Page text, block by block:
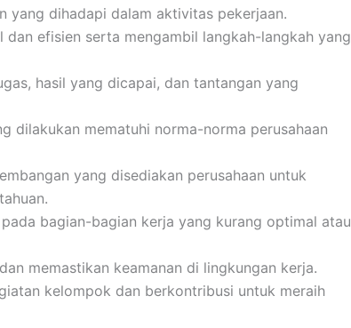
yang dihadapi dalam aktivitas pekerjaan.
efisien serta mengambil langkah-langkah yang
hasil yang dicapai, dan tantangan yang
dilakukan mematuhi norma-norma perusahaan
yang disediakan perusahaan untuk
bagian-bagian kerja yang kurang optimal atau
memastikan keamanan di lingkungan kerja.
kelompok dan berkontribusi untuk meraih